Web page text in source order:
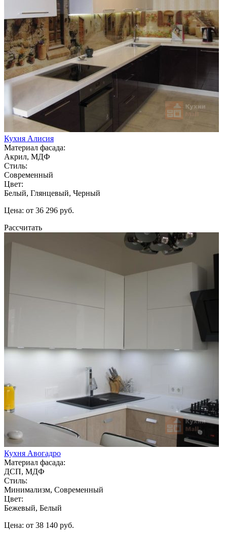
Кухня Алисия
Материал фасада:
Акрил, МДФ
Стиль:
Современный
Цвет:
Белый, Глянцевый, Черный
Цена: от 36 296 руб.
Рассчитать
Кухня Авогадро
Материал фасада:
ДСП, МДФ
Стиль:
Минимализм, Современный
Цвет:
Бежевый, Белый
Цена: от 38 140 руб.